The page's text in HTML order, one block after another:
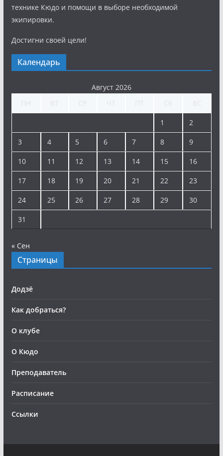
технике Кюдо и помощи в выборе необходимой
экипировки.
Достигни своей цели!
Календарь
Август 2026
1 2
3 4 5 6 7 8 9
10 11 12 13 14 15 16
17 18 19 20 21 22 23
24 25 26 27 28 29 30
31
« Сен
Страницы
Додзё
Как добраться?
О клубе
О Кюдо
Преподаватель
Расписание
Ссылки